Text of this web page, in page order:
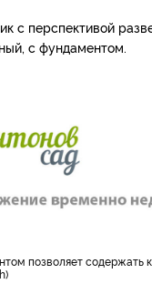
с перспективой
с фундаментом.